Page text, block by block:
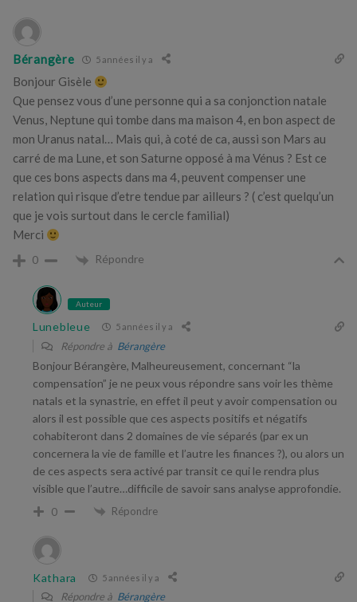
Bérangère 5 années il y a
Bonjour Gisèle
Que pensez vous d’une personne qui a sa conjonction natale
Venus, Neptune qui tombe dans ma maison 4, en bon aspect de
mon Uranus natal… Mais qui, à coté de ca, aussi son Mars au
carré de ma Lune, et son Saturne opposé à ma Vénus ? Est ce
que ces bons aspects dans ma 4, peuvent compenser une
relation qui risque d’etre tendue par ailleurs ? ( c’est quelqu’un
que je vois surtout dans le cercle familial)
Merci
0 Répondre
Auteur
Lunebleue 5 années il y a
Répondre à Bérangère
Bonjour Bérangère, Malheureusement, concernant “la
compensation” je ne peux vous répondre sans voir les thème
natals et la synastrie, en effet il peut y avoir compensation ou
alors il est possible que ces aspects positifs et négatifs
cohabiteront dans 2 domaines de vie séparés (par ex un
concernera la vie de famille et l’autre les finances ?), ou alors un
de ces aspects sera activé par transit ce qui le rendra plus
visible que l’autre…difficile de savoir sans analyse approfondie.
0 Répondre
Kathara 5 années il y a
Répondre à Bérangère